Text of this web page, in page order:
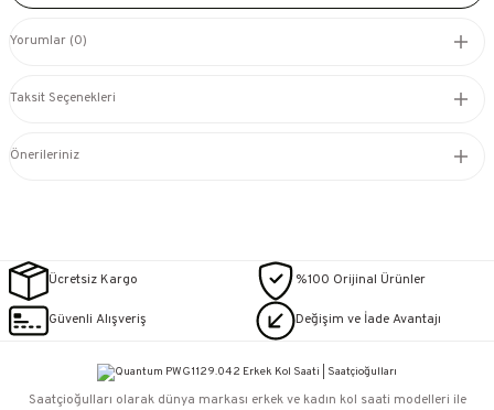
Yorumlar (0)
Taksit Seçenekleri
Önerileriniz
Ücretsiz Kargo %100 Orijinal Ürünler
Güvenli Alışveriş Değişim ve İade Avantajı
Saatçioğulları⁠ olarak dünya markası erkek ve kadın kol saati modelleri ile